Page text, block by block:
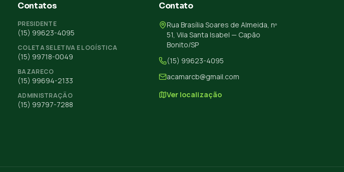
Contatos
PRESIDENTE
(15) 99623-4095
COLETA SELETIVA E LOGÍSTICA
(15) 99718-0049
BAZARECO
(15) 99694-2133
ADMINISTRAÇÃO
(15) 99797-7288
Contato
Rua Brasília Soares de Almeida, nº
51, Vila Santa Isabel — Capão
Bonito/SP
(15) 99623-4095
acamarcb@gmail.com
Ver localização